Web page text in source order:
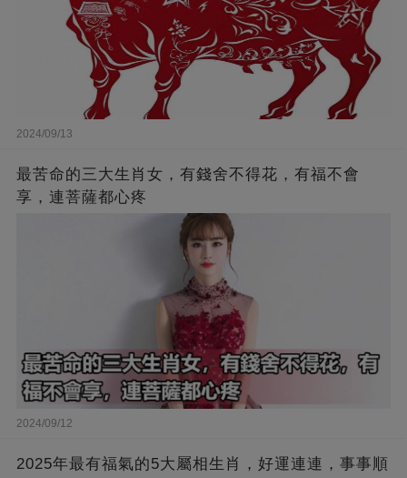
2024/09/13
最苦命的三大生肖女，有錢舍不得花，有福不會
享，連菩薩都心疼
2024/09/12
2025年最有福氣的5大屬相生肖，好運連連，事事順